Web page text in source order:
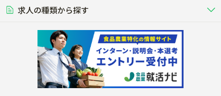
る養豚場
レースで活躍する馬の手入れや子馬
その他畜産
その他動物の畜産業（羊、ウズラな
ど）
稲作
ビニールハウスで観賞用植物の栽
植物工場
環境制御された工場で野菜の生産管
理
農業資材･肥料
農場設備・肥料・飼料の生産・流
農業用の機械・機材の開発・販
流通･商社
農産物・農産品の物流・卸し・輸出
入
製造･加工･販売 福祉
その他業種
木材の植林・伐採・加工、または
漁業･養殖
魚介類の採捕・養殖、または水産加
工場
研究･開発 WEB･IT
その他職種
50代採用実績あり
AT免許OK
内定まで最短1週間 管理者･幹部採用
食事補助あり
年間休日100日以上
経験者優遇 独立支援可能
単身寮あり
寮･社宅相談可
求人の種類から探す
転職おまかせ求人